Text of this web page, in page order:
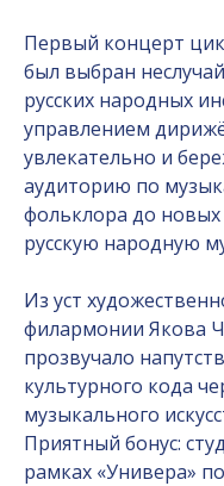
Первый концерт
был выбран
русских народных
управлением
увлекательно и
аудиторию по
фольклора до
русскую народную
Из уст
филармонии Якова
прозвучало
культурного кода
музыкального
Приятный бонус:
рамках «Универа»